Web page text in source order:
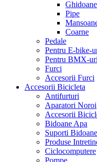
Ghidoane
Pipe
Coarne
Pedale
Pentru E-bike-
Pentru BMX-
Furci
Accesorii Furci
Accesorii Bicicleta
Antifurturi
Aparatori Noroi
Accesorii
Bidoane Apa
Suporti Bidoane
Produse
Ciclocomputere